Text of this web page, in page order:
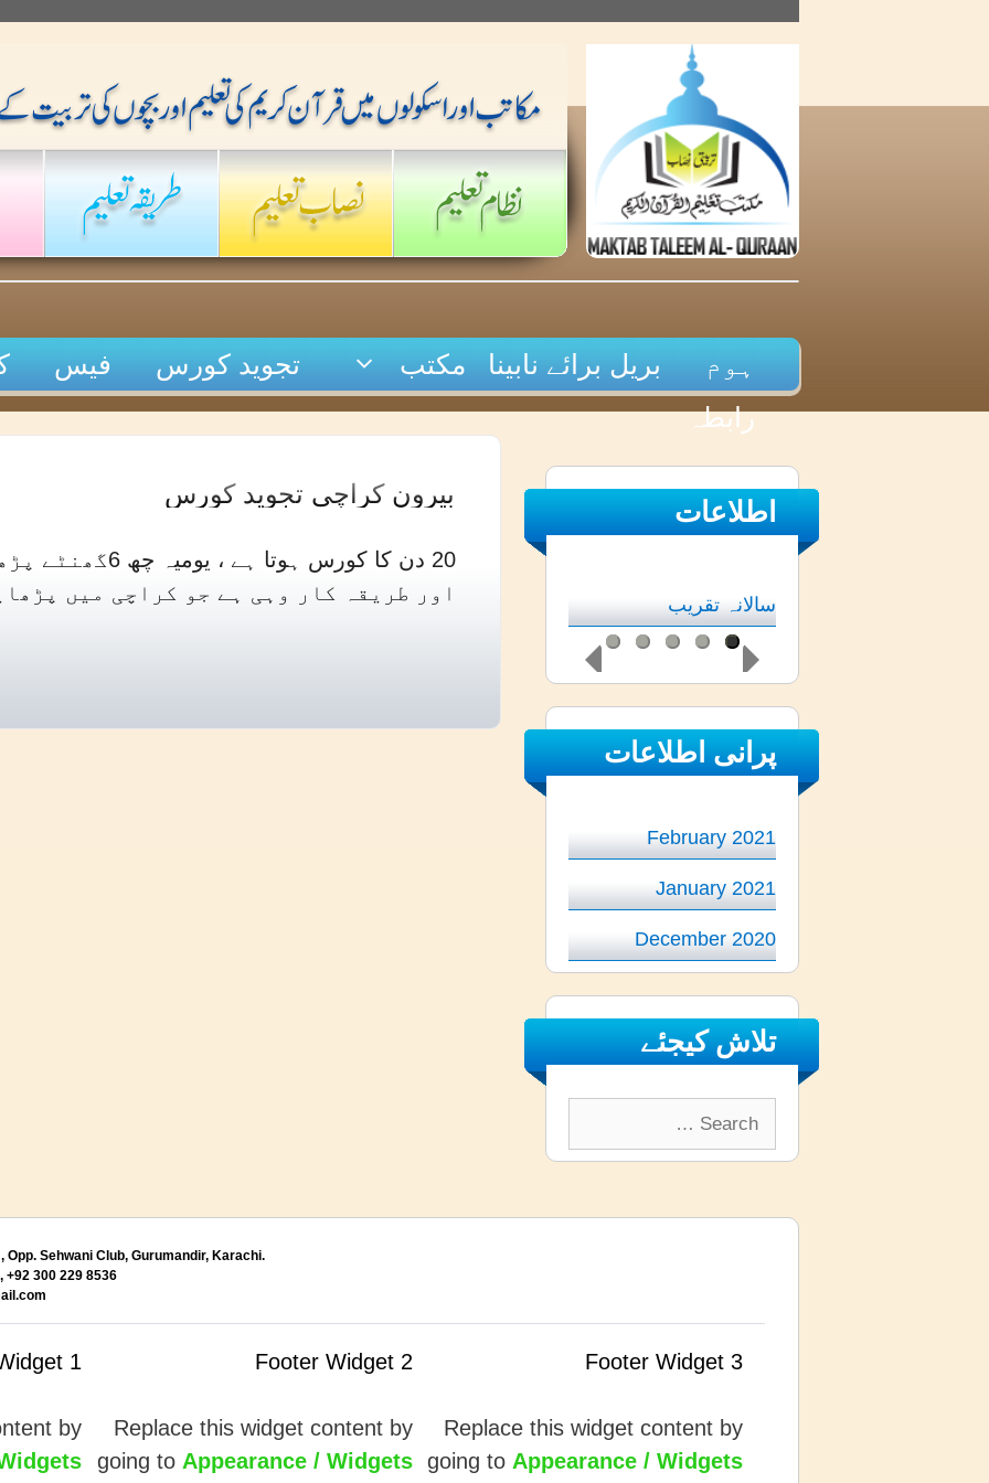
to
ہوم بریل برائے نابینا مکتب تجوید کورس فیس
رابطہ
بیرون کراچی تجوید کورس
20 دن کا کورس ہوتا
اور طریقہ کار وہی ہے جو کراچی میں
اطلاعات
سالانہ تقریب
پرانی اطلاعات
February 2021
January 2021
December 2020
تلاش کیجئے
Sehwani Club, Gurumandir, Karachi.
+92 300 229 8536
1
by
Footer Widget 2
Replace this widget content by
going to Appearance / Widgets
Footer Widget 3
Replace this widget content by
going to Appearance / Widgets